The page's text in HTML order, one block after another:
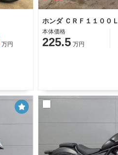
万円
本体価格
225.5 万円